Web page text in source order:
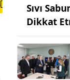
Sıvı
Dikkat